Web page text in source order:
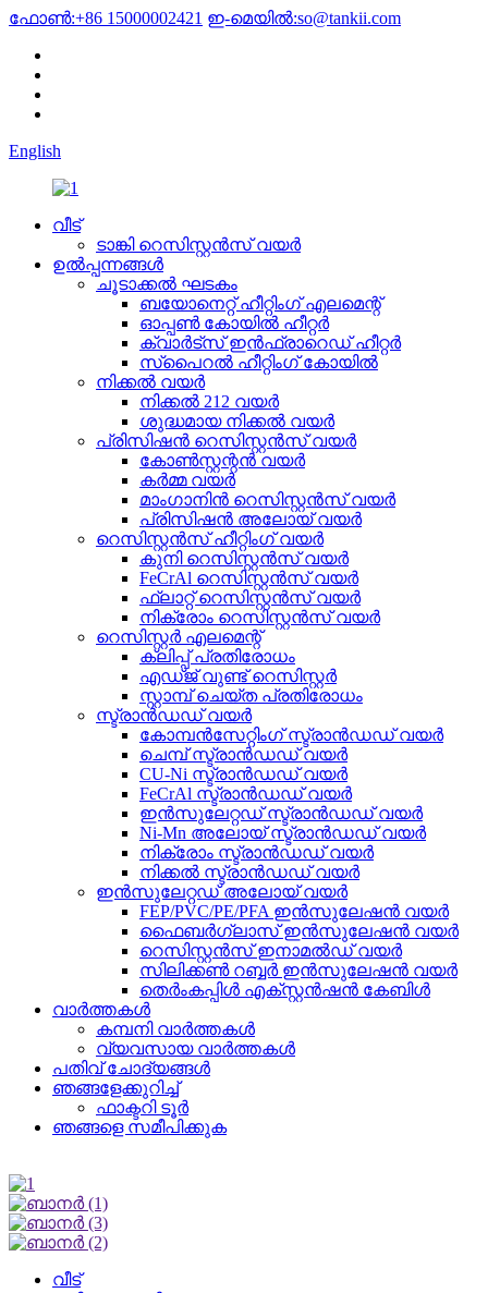
ഫോൺ:+86 15000002421 ഇ-മെയിൽ:so@tankii.com
English
വീട്
ടാങ്കി റെസിസ്റ്റൻസ് വയർ
ഉൽപ്പന്നങ്ങൾ
ചൂടാക്കൽ ഘടകം
ബയോനെറ്റ് ഹീറ്റിംഗ് എലമെന്റ്
ഓപ്പൺ കോയിൽ ഹീറ്റർ
ക്വാർട്സ് ഇൻഫ്രാറെഡ് ഹീറ്റർ
സ്പൈറൽ ഹീറ്റിംഗ് കോയിൽ
നിക്കൽ വയർ
നിക്കൽ 212 വയർ
ശുദ്ധമായ നിക്കൽ വയർ
പ്രിസിഷൻ റെസിസ്റ്റൻസ് വയർ
കോൺസ്റ്റന്റൻ വയർ
കർമ്മ വയർ
മാംഗാനിൻ റെസിസ്റ്റൻസ് വയർ
പ്രിസിഷൻ അലോയ് വയർ
റെസിസ്റ്റൻസ് ഹീറ്റിംഗ് വയർ
കുനി റെസിസ്റ്റൻസ് വയർ
FeCrAl റെസിസ്റ്റൻസ് വയർ
ഫ്ലാറ്റ് റെസിസ്റ്റൻസ് വയർ
നിക്രോം റെസിസ്റ്റൻസ് വയർ
റെസിസ്റ്റർ എലമെന്റ്
ക്ലിപ്പ് പ്രതിരോധം
എഡ്ജ് വുണ്ട് റെസിസ്റ്റർ
സ്റ്റാമ്പ് ചെയ്ത പ്രതിരോധം
സ്ട്രാൻഡഡ് വയർ
കോമ്പൻസേറ്റിംഗ് സ്ട്രാൻഡഡ് വയർ
ചെമ്പ് സ്ട്രാൻഡഡ് വയർ
CU-Ni സ്ട്രാൻഡഡ് വയർ
FeCrAl സ്ട്രാൻഡഡ് വയർ
ഇൻസുലേറ്റഡ് സ്ട്രാൻഡഡ് വയർ
Ni-Mn അലോയ് സ്ട്രാൻഡഡ് വയർ
നിക്രോം സ്ട്രാൻഡഡ് വയർ
നിക്കൽ സ്ട്രാൻഡഡ് വയർ
ഇൻസുലേറ്റഡ് അലോയ് വയർ
FEP/PVC/PE/PFA ഇൻസുലേഷൻ വയർ
ഫൈബർഗ്ലാസ് ഇൻസുലേഷൻ വയർ
റെസിസ്റ്റൻസ് ഇനാമൽഡ് വയർ
സിലിക്കൺ റബ്ബർ ഇൻസുലേഷൻ വയർ
തെർംകപ്പിൾ എക്സ്റ്റൻഷൻ കേബിൾ
വാർത്തകൾ
കമ്പനി വാർത്തകൾ
വ്യവസായ വാർത്തകൾ
പതിവ് ചോദ്യങ്ങൾ
ഞങ്ങളേക്കുറിച്ച്
ഫാക്ടറി ടൂർ
ഞങ്ങളെ സമീപിക്കുക
വീട്